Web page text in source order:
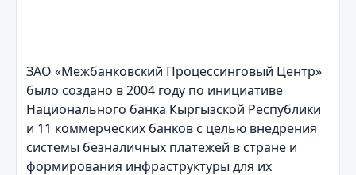
ЗАО «Межбанковский Процессинговый Центр»
было создано в 2004 году по инициативе
Национального банка Кыргызской Республики
и 11 коммерческих банков с целью внедрения
системы безналичных платежей в стране и
формирования инфраструктуры для их